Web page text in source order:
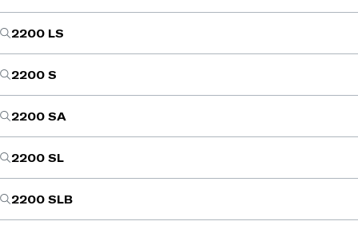
2200 LS
2200 S
2200 SA
2200 SL
2200 SLB